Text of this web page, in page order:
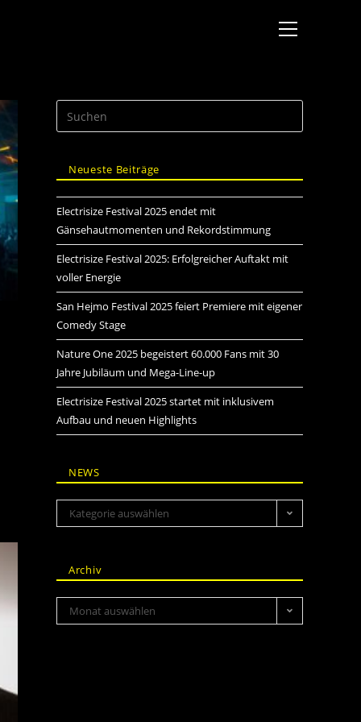
Neueste Beiträge
Electrisize Festival 2025 endet mit
Gänsehautmomenten und Rekordstimmung
Electrisize Festival 2025: Erfolgreicher Auftakt mit
voller Energie
San Hejmo Festival 2025 feiert Premiere mit eigener
Comedy Stage
Nature One 2025 begeistert 60.000 Fans mit 30
Jahre Jubiläum und Mega-Line-up
Electrisize Festival 2025 startet mit inklusivem
Aufbau und neuen Highlights
NEWS
Kategorie auswählen
Archiv
Monat auswählen